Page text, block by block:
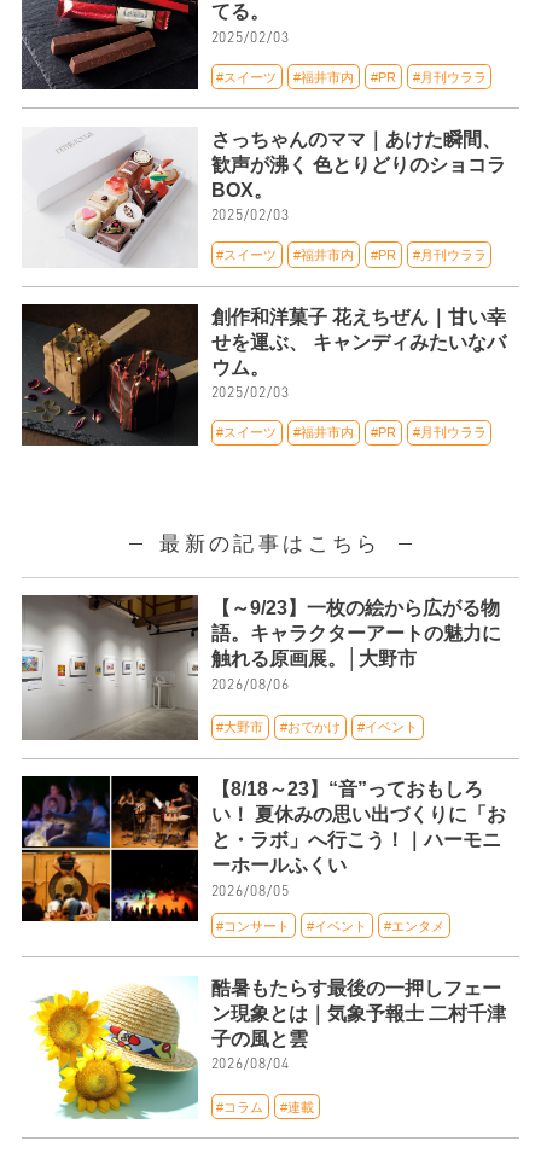
てる。
2025/02/03
#スイーツ #福井市内 #PR #月刊ウララ
さっちゃんのママ｜あけた瞬間、
歓声が沸く 色とりどりのショコラ
BOX。
2025/02/03
#スイーツ #福井市内 #PR #月刊ウララ
創作和洋菓子 花えちぜん｜甘い幸
せを運ぶ、 キャンディみたいなバ
ウム。
2025/02/03
#スイーツ #福井市内 #PR #月刊ウララ
最新の記事はこちら
【～9/23】一枚の絵から広がる物
語。キャラクターアートの魅力に
触れる原画展。│大野市
2026/08/06
#大野市 #おでかけ #イベント
【8/18～23】“音”っておもしろ
い！ 夏休みの思い出づくりに「お
と・ラボ」へ行こう！｜ハーモニ
ーホールふくい
2026/08/05
#コンサート #イベント #エンタメ
酷暑もたらす最後の一押しフェー
ン現象とは｜気象予報士 二村千津
子の風と雲
2026/08/04
#コラム #連載